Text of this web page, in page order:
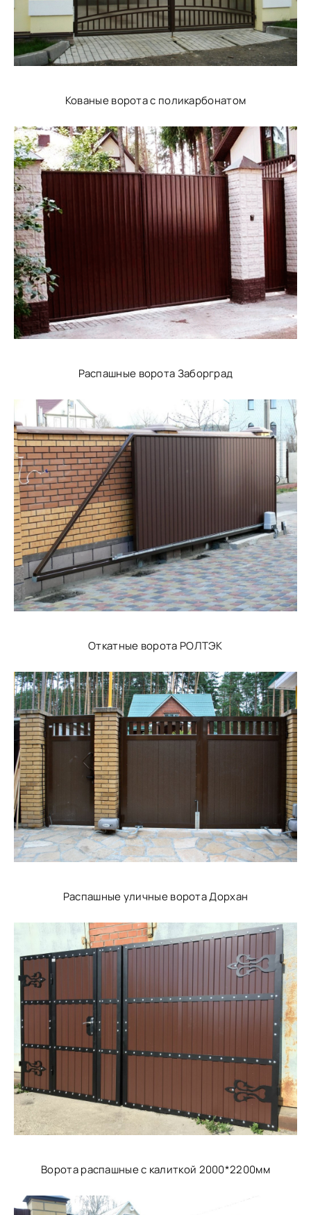
Кованые ворота с поликарбонатом
Распашные ворота Заборград
Откатные ворота РОЛТЭК
Распашные уличные ворота Дорхан
Ворота распашные с калиткой 2000*2200мм